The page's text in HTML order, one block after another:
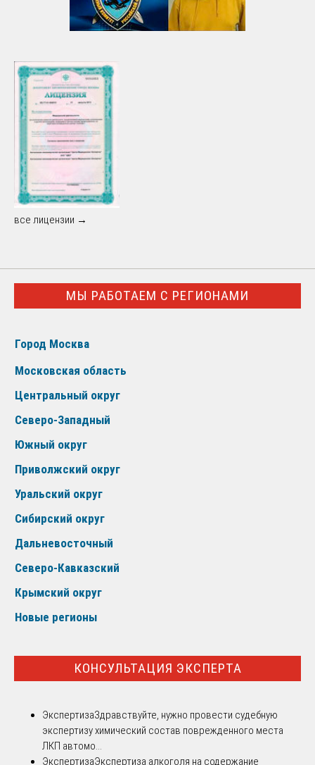
все лицензии →
МЫ РАБОТАЕМ С РЕГИОНАМИ
Город Москва
Московская область
Центральный округ
Северо-Западный
Южный округ
Приволжский округ
Уральский округ
Сибирский округ
Дальневосточный
Северо-Кавказский
Крымский округ
Новые регионы
КОНСУЛЬТАЦИЯ ЭКСПЕРТА
ЭкспертизаЗдравствуйте, нужно провести судебную
экспертизу химический состав поврежденного места
ЛКП автомо...
ЭкспертизаЭкспертиза алкоголя на содержание